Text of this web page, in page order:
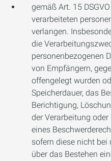
gemäß Art. 15
verarbeiteten
verlangen.
die
personenbezogenen
von Empfängern,
offengelegt wurden
Speicherdauer, das
Berichtigung,
der Verarbeitung
eines
sofern diese nicht bei
über das Bestehen